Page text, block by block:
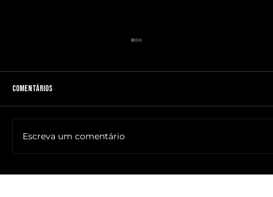
Comentários
Escreva um comentário